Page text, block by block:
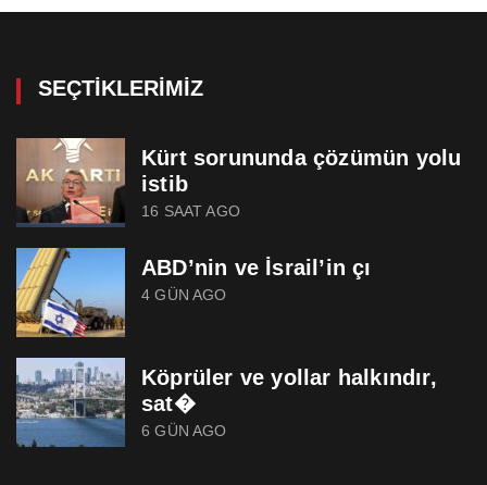
SEÇTIKLERIMIZ
Kürt sorununda çözümün yolu
istib
16 SAAT AGO
ABD’nin ve İsrail’in çı
4 GÜN AGO
Köprüler ve yollar halkındır,
sat�
6 GÜN AGO